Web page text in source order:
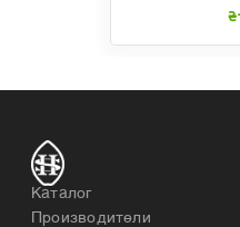
Каталог
Производители